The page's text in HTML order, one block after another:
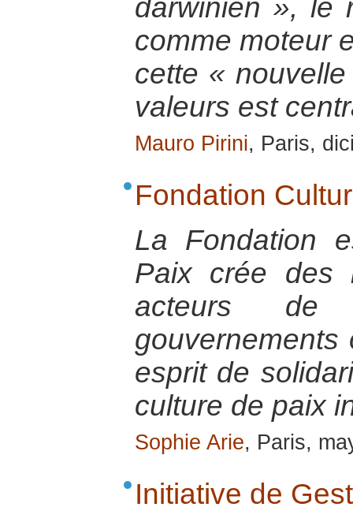
darwinien », le
comme moteur
cette «
valeurs est
Mauro Pirini, Paris,
Fondation
La Fondation
Paix crée des
acteurs de
esprit de
culture de paix
Sophie Arie, Paris,
Initiative de